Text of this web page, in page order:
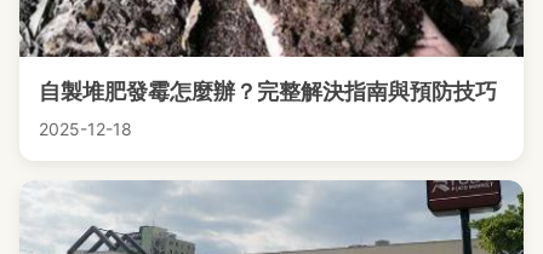
自製堆肥發霉怎麼辦？完整解決指南與預防技巧
2025-12-18